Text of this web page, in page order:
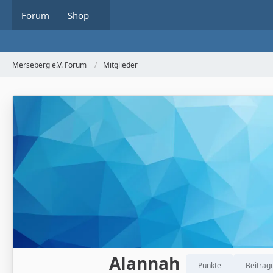
Forum Shop
Merseberg e.V. Forum Mitglieder
Alannah
Punkte